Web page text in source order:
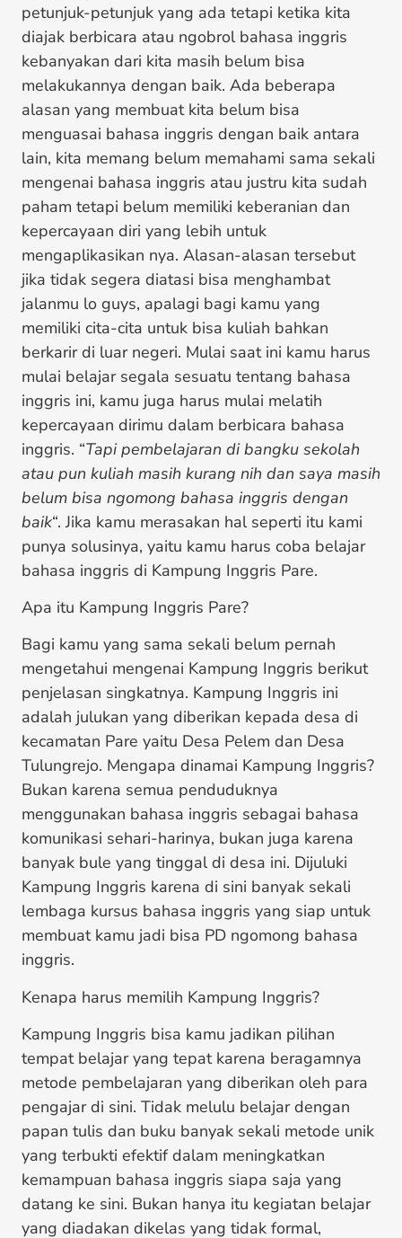
petunjuk-petunjuk yang ada tetapi ketika kita
diajak berbicara atau ngobrol bahasa inggris
kebanyakan dari kita masih belum bisa
melakukannya dengan baik. Ada beberapa
alasan yang membuat kita belum bisa
menguasai bahasa inggris dengan baik antara
lain, kita memang belum memahami sama sekali
mengenai bahasa inggris atau justru kita sudah
paham tetapi belum memiliki keberanian dan
kepercayaan diri yang lebih untuk
mengaplikasikan nya. Alasan-alasan tersebut
jika tidak segera diatasi bisa menghambat
jalanmu lo guys, apalagi bagi kamu yang
memiliki cita-cita untuk bisa kuliah bahkan
berkarir di luar negeri. Mulai saat ini kamu harus
mulai belajar segala sesuatu tentang bahasa
inggris ini, kamu juga harus mulai melatih
kepercayaan dirimu dalam berbicara bahasa
inggris. “Tapi pembelajaran di bangku sekolah
atau pun kuliah masih kurang nih dan saya masih
belum bisa ngomong bahasa inggris dengan
baik“. Jika kamu merasakan hal seperti itu kami
punya solusinya, yaitu kamu harus coba belajar
bahasa inggris di Kampung Inggris Pare.
Apa itu Kampung Inggris Pare?
Bagi kamu yang sama sekali belum pernah
mengetahui mengenai Kampung Inggris berikut
penjelasan singkatnya. Kampung Inggris ini
adalah julukan yang diberikan kepada desa di
kecamatan Pare yaitu Desa Pelem dan Desa
Tulungrejo. Mengapa dinamai Kampung Inggris?
Bukan karena semua penduduknya
menggunakan bahasa inggris sebagai bahasa
komunikasi sehari-harinya, bukan juga karena
banyak bule yang tinggal di desa ini. Dijuluki
Kampung Inggris karena di sini banyak sekali
lembaga kursus bahasa inggris yang siap untuk
membuat kamu jadi bisa PD ngomong bahasa
inggris.
Kenapa harus memilih Kampung Inggris?
Kampung Inggris bisa kamu jadikan pilihan
tempat belajar yang tepat karena beragamnya
metode pembelajaran yang diberikan oleh para
pengajar di sini. Tidak melulu belajar dengan
papan tulis dan buku banyak sekali metode unik
yang terbukti efektif dalam meningkatkan
kemampuan bahasa inggris siapa saja yang
datang ke sini. Bukan hanya itu kegiatan belajar
yang diadakan dikelas yang tidak formal,